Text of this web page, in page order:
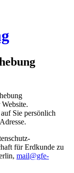
Sie persönlich
für Erdkunde zu
mail@gfe-